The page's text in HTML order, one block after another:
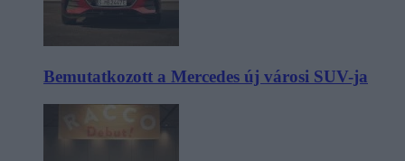
Bemutatkozott a Mercedes új városi SUV-ja